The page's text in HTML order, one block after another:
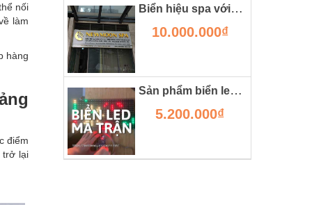
nối
làm
hàng
điểm
trở lại
Biển hiệu spa với kiểu chữ inox sáng chân tại vinhome oceanpark
10.000.000₫
Sản phẩm biển led ma trận dành cho chữ chuyển động
5.200.000₫